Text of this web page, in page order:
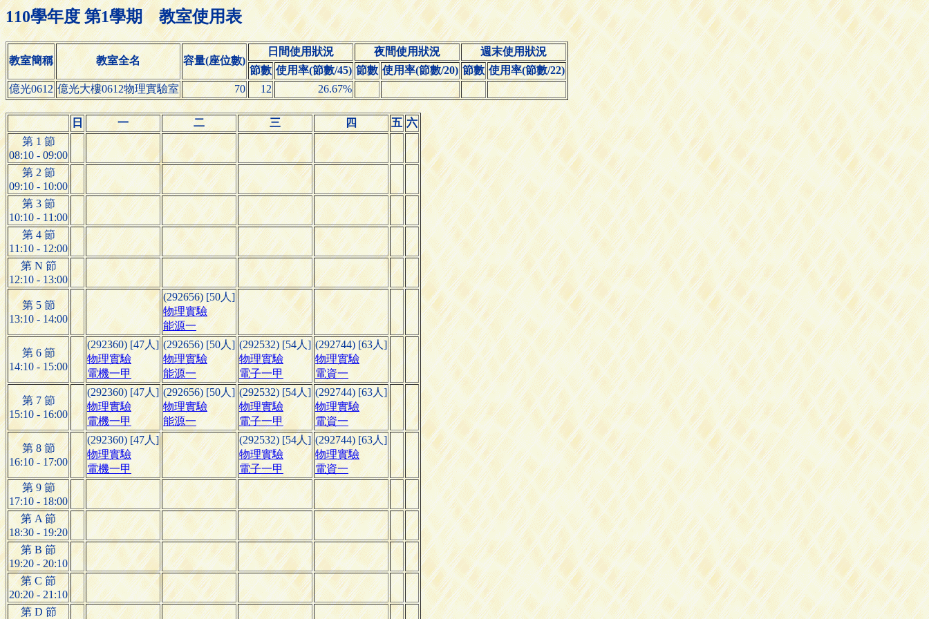
110學年度 第1學期 教室使用表
教室簡稱 教室全名 容量(座位數)
日間使用狀況 夜間使用狀況
週末使用狀況
節數 使用率(節數/45) 節數 使用率(節數/20) 節數 使用率(節數/22)
億光0612 億光大樓0612物理實驗室 70 12 26.67%
日 一 二 三 四 五 六
第 1 節
08:10 - 09:00
第 2 節
09:10 - 10:00
第 3 節
10:10 - 11:00
第 4 節
11:10 - 12:00
第 N 節
12:10 - 13:00
第 5 節
13:10 - 14:00
(292656) [50人]
物理實驗
能源一
第 6 節
14:10 - 15:00
(292360) [47人]
物理實驗
電機一甲
(292656) [50人]
物理實驗
能源一
(292532) [54人]
物理實驗
電子一甲
(292744) [63人]
物理實驗
電資一
第 7 節
15:10 - 16:00
(292360) [47人]
物理實驗
電機一甲
(292656) [50人]
物理實驗
能源一
(292532) [54人]
物理實驗
電子一甲
(292744) [63人]
物理實驗
電資一
第 8 節
16:10 - 17:00
(292360) [47人]
物理實驗
電機一甲
(292532) [54人]
物理實驗
電子一甲
(292744) [63人]
物理實驗
電資一
第 9 節
17:10 - 18:00
第 A 節
18:30 - 19:20
第 B 節
19:20 - 20:10
第 C 節
20:20 - 21:10
第 D 節